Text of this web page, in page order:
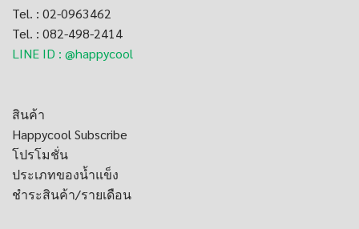
Tel. : 02-0963462
Tel. : 082-498-2414
LINE ID : @happycool
สินค้า
Happycool Subscribe
โปรโมชั่น
ประเภทของน้ำแข็ง
ชำระสินค้า/รายเดือน